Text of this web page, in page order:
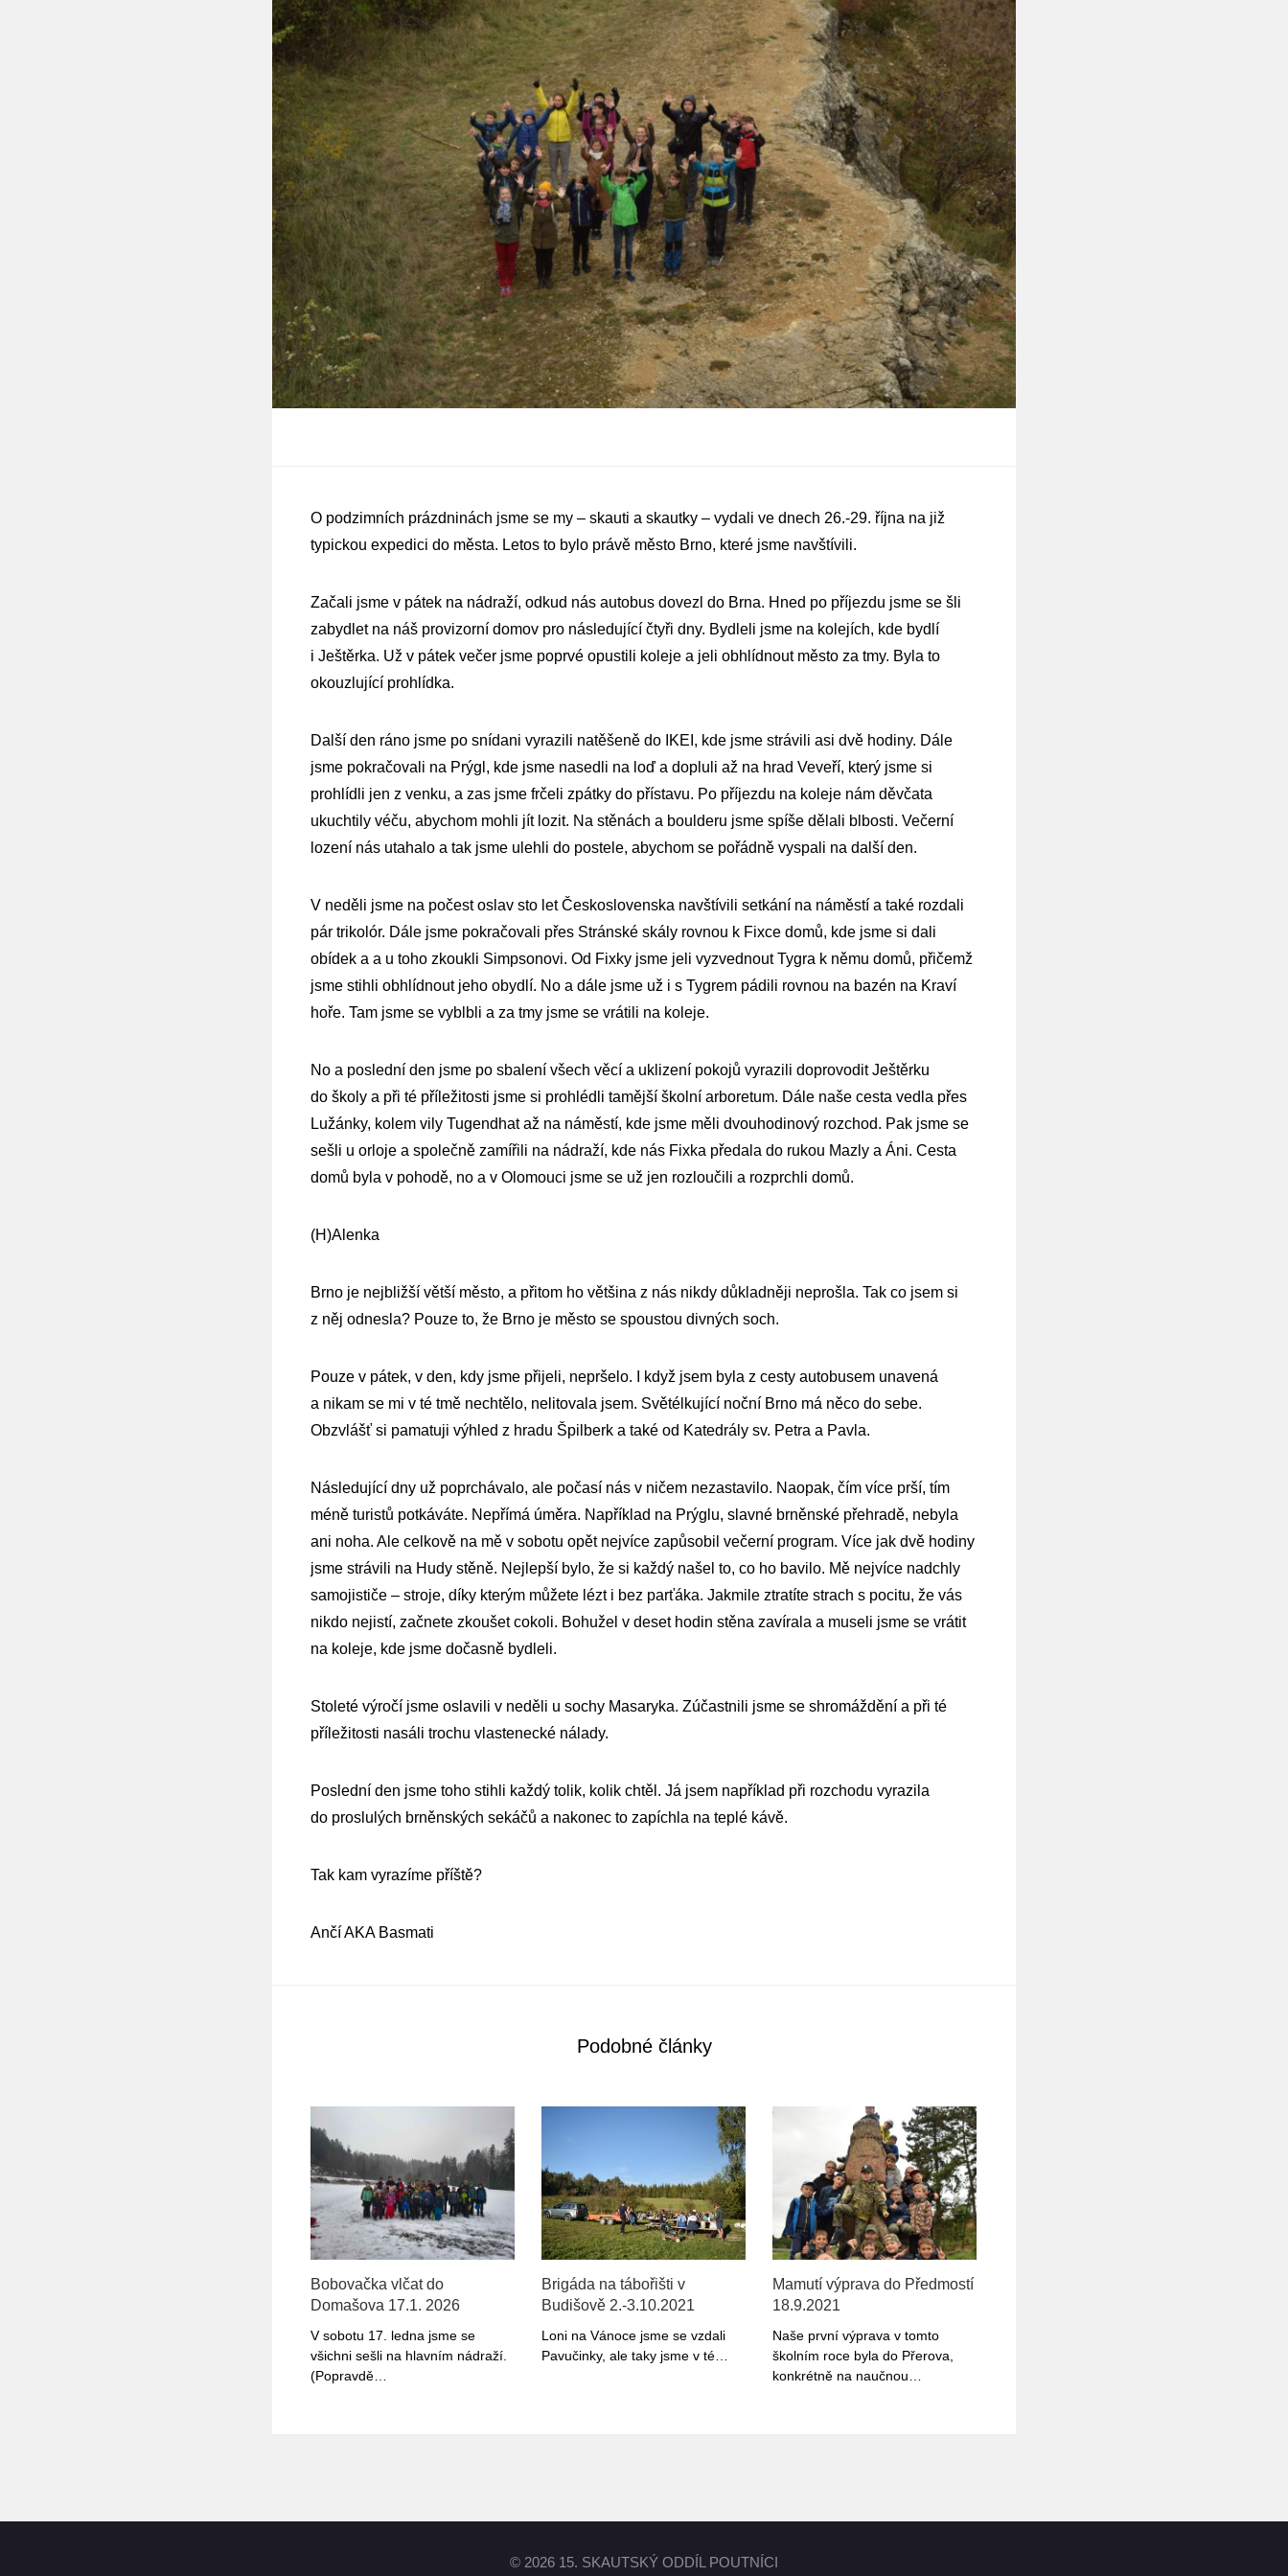
O podzimních prázdninách jsme se my – skauti a skautky – vydali ve dnech 26.-29. října na již
typickou expedici do města. Letos to bylo právě město Brno, které jsme navštívili.
Začali jsme v pátek na nádraží, odkud nás autobus dovezl do Brna. Hned po příjezdu jsme se šli
zabydlet na náš provizorní domov pro následující čtyři dny. Bydleli jsme na kolejích, kde bydlí
i Ještěrka. Už v pátek večer jsme poprvé opustili koleje a jeli obhlídnout město za tmy. Byla to
okouzlující prohlídka.
Další den ráno jsme po snídani vyrazili natěšeně do IKEI, kde jsme strávili asi dvě hodiny. Dále
jsme pokračovali na Prýgl, kde jsme nasedli na loď a dopluli až na hrad Veveří, který jsme si
prohlídli jen z venku, a zas jsme frčeli zpátky do přístavu. Po příjezdu na koleje nám děvčata
ukuchtily véču, abychom mohli jít lozit. Na stěnách a boulderu jsme spíše dělali blbosti. Večerní
lození nás utahalo a tak jsme ulehli do postele, abychom se pořádně vyspali na další den.
V neděli jsme na počest oslav sto let Československa navštívili setkání na náměstí a také rozdali
pár trikolór. Dále jsme pokračovali přes Stránské skály rovnou k Fixce domů, kde jsme si dali
obídek a a u toho zkoukli Simpsonovi. Od Fixky jsme jeli vyzvednout Tygra k němu domů, přičemž
jsme stihli obhlídnout jeho obydlí. No a dále jsme už i s Tygrem pádili rovnou na bazén na Kraví
hoře. Tam jsme se vyblbli a za tmy jsme se vrátili na koleje.
No a poslední den jsme po sbalení všech věcí a uklizení pokojů vyrazili doprovodit Ještěrku
do školy a při té příležitosti jsme si prohlédli tamější školní arboretum. Dále naše cesta vedla přes
Lužánky, kolem vily Tugendhat až na náměstí, kde jsme měli dvouhodinový rozchod. Pak jsme se
sešli u orloje a společně zamířili na nádraží, kde nás Fixka předala do rukou Mazly a Áni. Cesta
domů byla v pohodě, no a v Olomouci jsme se už jen rozloučili a rozprchli domů.
(H)Alenka
Brno je nejbližší větší město, a přitom ho většina z nás nikdy důkladněji neprošla. Tak co jsem si
z něj odnesla? Pouze to, že Brno je město se spoustou divných soch.
Pouze v pátek, v den, kdy jsme přijeli, nepršelo. I když jsem byla z cesty autobusem unavená
a nikam se mi v té tmě nechtělo, nelitovala jsem. Světélkující noční Brno má něco do sebe.
Obzvlášť si pamatuji výhled z hradu Špilberk a také od Katedrály sv. Petra a Pavla.
Následující dny už poprchávalo, ale počasí nás v ničem nezastavilo. Naopak, čím více prší, tím
méně turistů potkáváte. Nepřímá úměra. Například na Prýglu, slavné brněnské přehradě, nebyla
ani noha. Ale celkově na mě v sobotu opět nejvíce zapůsobil večerní program. Více jak dvě hodiny
jsme strávili na Hudy stěně. Nejlepší bylo, že si každý našel to, co ho bavilo. Mě nejvíce nadchly
samojističe – stroje, díky kterým můžete lézt i bez parťáka. Jakmile ztratíte strach s pocitu, že vás
nikdo nejistí, začnete zkoušet cokoli. Bohužel v deset hodin stěna zavírala a museli jsme se vrátit
na koleje, kde jsme dočasně bydleli.
Stoleté výročí jsme oslavili v neděli u sochy Masaryka. Zúčastnili jsme se shromáždění a při té
příležitosti nasáli trochu vlastenecké nálady.
Poslední den jsme toho stihli každý tolik, kolik chtěl. Já jsem například při rozchodu vyrazila
do proslulých brněnských sekáčů a nakonec to zapíchla na teplé kávě.
Tak kam vyrazíme příště?
Ančí AKA Basmati
Podobné články
Bobovačka vlčat do
Domašova 17.1. 2026
V sobotu 17. ledna jsme se
všichni sešli na hlavním nádraží.
(Popravdě…
Brigáda na tábořišti v
Budišově 2.-3.10.2021
Loni na Vánoce jsme se vzdali
Pavučinky, ale taky jsme v té…
Mamutí výprava do Předmostí
18.9.2021
Naše první výprava v tomto
školním roce byla do Přerova,
konkrétně na naučnou…
© 2026 15. SKAUTSKÝ ODDÍL POUTNÍCI